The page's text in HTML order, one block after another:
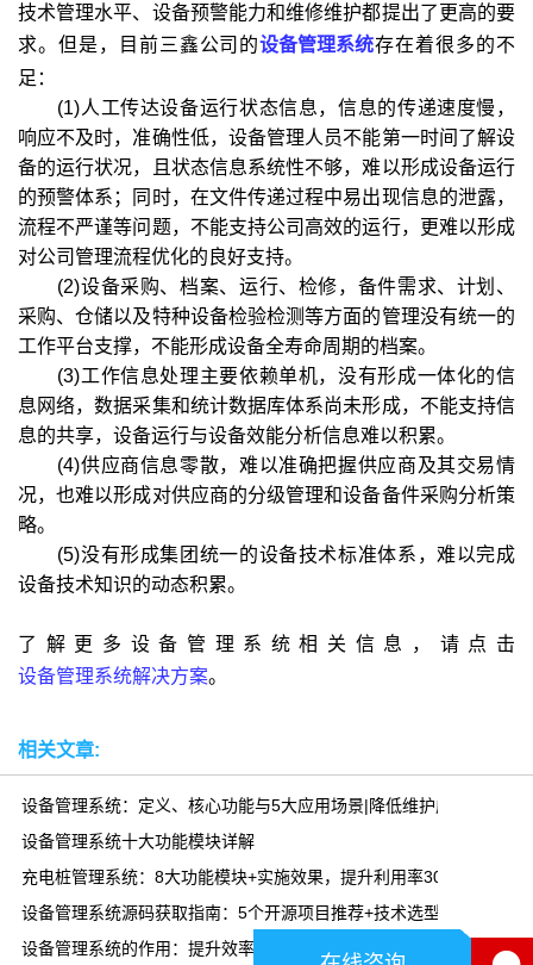
技术管理水平、设备预警能力和维修维护都提出了更高的要
求。但是，目前三鑫公司的设备管理系统存在着很多的不
足：
(1)人工传达设备运行状态信息，信息的传递速度慢，
响应不及时，准确性低，设备管理人员不能第一时间了解设
备的运行状况，且状态信息系统性不够，难以形成设备运行
的预警体系；同时，在文件传递过程中易出现信息的泄露，
流程不严谨等问题，不能支持公司高效的运行，更难以形成
对公司管理流程优化的良好支持。
(2)设备采购、档案、运行、检修，备件需求、计划、
采购、仓储以及特种设备检验检测等方面的管理没有统一的
工作平台支撑，不能形成设备全寿命周期的档案。
(3)工作信息处理主要依赖单机，没有形成一体化的信
息网络，数据采集和统计数据库体系尚未形成，不能支持信
息的共享，设备运行与设备效能分析信息难以积累。
(4)供应商信息零散，难以准确把握供应商及其交易情
况，也难以形成对供应商的分级管理和设备备件采购分析策
略。
(5)没有形成集团统一的设备技术标准体系，难以完成
设备技术知识的动态积累。
了解更多设备管理系统相关信息，请点击
设备管理系统解决方案。
相关文章:
设备管理系统：定义、核心功能与5大应用场景|降低维护成本30%
设备管理系统十大功能模块详解
充电桩管理系统：8大功能模块+实施效果，提升利用率300%
设备管理系统源码获取指南：5个开源项目推荐+技术选型
设备管理系统的作用：提升效率、降低成本、延长寿命|乾元坤和